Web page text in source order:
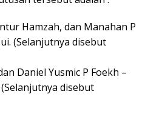
Hamzah, dan Manahan P
(Selanjutnya disebut
Daniel Yusmic P Foekh –
disebut